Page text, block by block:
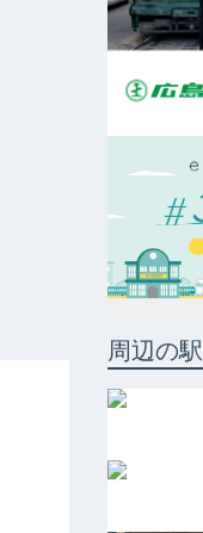
周辺の駅